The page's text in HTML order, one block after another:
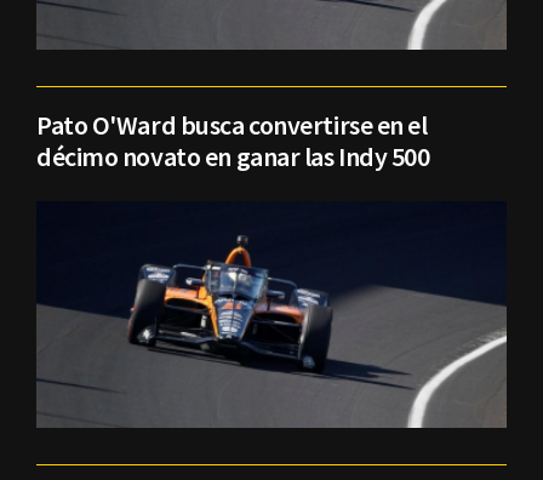
Pato O'Ward busca convertirse en el
décimo novato en ganar las Indy 500